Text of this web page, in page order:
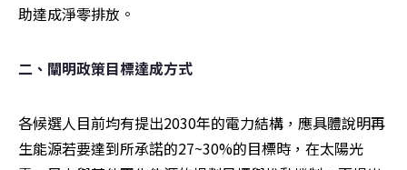
助達成淨零排放。
二、闡明政策目標達成方式
各候選人目前均有提出2030年的電力結構，應具體說明再
生能源若要達到所承諾的27~30%的目標時，在太陽光